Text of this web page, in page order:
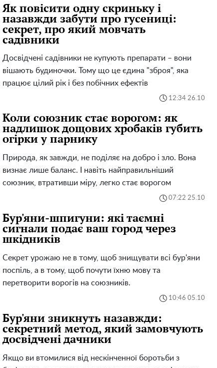
Як повісити одну скриньку і
назавжди забути про гусениці:
секрет, про який мовчать
садівники
Досвідчені садівники не купують препарати – вони
вішають будиночки. Тому що це єдина "зброя", яка
працює цілий рік і без побічних ефектів
12:34 26.10
Коли союзник стає ворогом: як
надлишок дощових хробаків губить
огірки у парнику
Природа, як завжди, не поділяє на добро і зло. Вона
визнає лише баланс. І навіть найправильніший
союзник, втративши міру, легко стає ворогом
07:22 25.10
Бур'яни-шпигуни: які таємні
сигнали подає ваш город через
шкідників
Секрет урожаю не в тому, щоб знищувати всі бур'яни
поспіль, а в тому, щоб почути їхню мову та
перетворити ворогів на союзників.
10:46 05.10
Бур'яни зникнуть назавжди:
секретний метод, який замовчують
досвідчені дачники
Якщо ви втомилися від нескінченної боротьби з